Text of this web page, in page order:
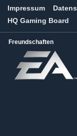
Impressum
HQ Gaming Board
Freundschaften